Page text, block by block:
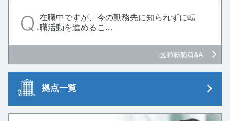
在職中ですが、今の勤務先に知られずに転
職活動を進めるこ...
医師転職Q&A
拠点一覧